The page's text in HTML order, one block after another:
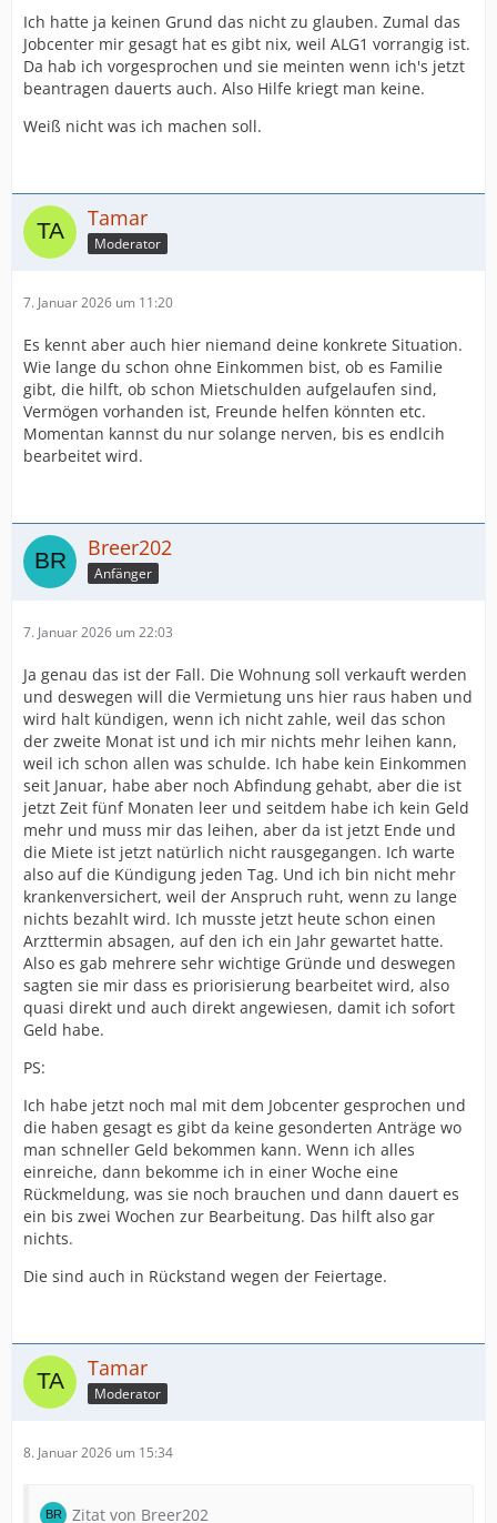
Ich hatte ja keinen Grund das nicht zu glauben. Zumal das
Jobcenter mir gesagt hat es gibt nix, weil ALG1 vorrangig ist.
Da hab ich vorgesprochen und sie meinten wenn ich's jetzt
beantragen dauerts auch. Also Hilfe kriegt man keine.
Weiß nicht was ich machen soll.
Tamar
Moderator
7. Januar 2026 um 11:20
Es kennt aber auch hier niemand deine konkrete Situation.
Wie lange du schon ohne Einkommen bist, ob es Familie
gibt, die hilft, ob schon Mietschulden aufgelaufen sind,
Vermögen vorhanden ist, Freunde helfen könnten etc.
Momentan kannst du nur solange nerven, bis es endlcih
bearbeitet wird.
Breer202
Anfänger
7. Januar 2026 um 22:03
Ja genau das ist der Fall. Die Wohnung soll verkauft werden
und deswegen will die Vermietung uns hier raus haben und
wird halt kündigen, wenn ich nicht zahle, weil das schon
der zweite Monat ist und ich mir nichts mehr leihen kann,
weil ich schon allen was schulde. Ich habe kein Einkommen
seit Januar, habe aber noch Abfindung gehabt, aber die ist
jetzt Zeit fünf Monaten leer und seitdem habe ich kein Geld
mehr und muss mir das leihen, aber da ist jetzt Ende und
die Miete ist jetzt natürlich nicht rausgegangen. Ich warte
also auf die Kündigung jeden Tag. Und ich bin nicht mehr
krankenversichert, weil der Anspruch ruht, wenn zu lange
nichts bezahlt wird. Ich musste jetzt heute schon einen
Arzttermin absagen, auf den ich ein Jahr gewartet hatte.
Also es gab mehrere sehr wichtige Gründe und deswegen
sagten sie mir dass es priorisierung bearbeitet wird, also
quasi direkt und auch direkt angewiesen, damit ich sofort
Geld habe.
PS:
Ich habe jetzt noch mal mit dem Jobcenter gesprochen und
die haben gesagt es gibt da keine gesonderten Anträge wo
man schneller Geld bekommen kann. Wenn ich alles
einreiche, dann bekomme ich in einer Woche eine
Rückmeldung, was sie noch brauchen und dann dauert es
ein bis zwei Wochen zur Bearbeitung. Das hilft also gar
nichts.
Die sind auch in Rückstand wegen der Feiertage.
Tamar
Moderator
8. Januar 2026 um 15:34
Zitat von Breer202